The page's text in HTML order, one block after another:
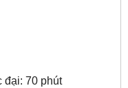
đại: 70 phút